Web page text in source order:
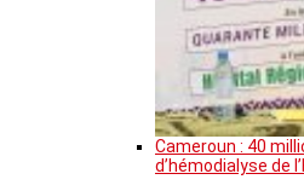
Cameroun : 40
d’hémodialyse de